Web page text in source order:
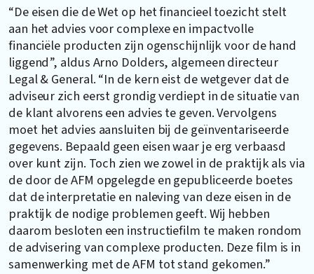
“De eisen die de Wet op het financieel toezicht stelt
aan het advies voor complexe en impactvolle
financiële producten zijn ogenschijnlijk voor de hand
liggend”, aldus Arno Dolders, algemeen directeur
Legal & General. “In de kern eist de wetgever dat de
adviseur zich eerst grondig verdiept in de situatie van
de klant alvorens een advies te geven. Vervolgens
moet het advies aansluiten bij de geïnventariseerde
gegevens. Bepaald geen eisen waar je erg verbaasd
over kunt zijn. Toch zien we zowel in de praktijk als via
de door de AFM opgelegde en gepubliceerde boetes
dat de interpretatie en naleving van deze eisen in de
praktijk de nodige problemen geeft. Wij hebben
daarom besloten een instructiefilm te maken rondom
de advisering van complexe producten. Deze film is in
samenwerking met de AFM tot stand gekomen.”